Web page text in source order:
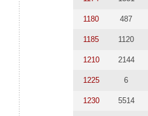
1180 487
1185 1120
1210 2144
1225 6
1230 5514